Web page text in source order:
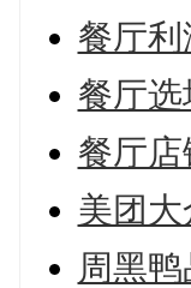
餐厅
餐厅
餐厅
美团
周黑